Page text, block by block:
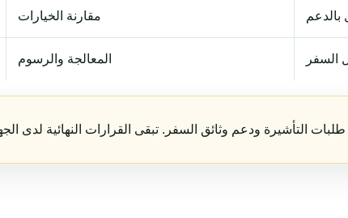
مقارنة الخيارات بالدعم
المعالجة والرسوم السفر